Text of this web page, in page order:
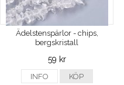
Ädelstenspärlor - chips,
bergskristall
59 kr
INFO KÖP